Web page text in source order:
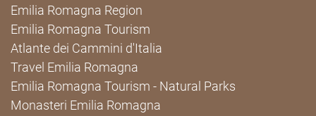
Emilia Romagna Region
Emilia Romagna Tourism
Atlante dei Cammini d'Italia
Travel Emilia Romagna
Emilia Romagna Tourism - Natural Parks
Monasteri Emilia Romagna